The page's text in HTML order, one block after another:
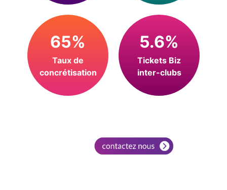
65%
Taux de
concrétisation
5.6%
Tickets Biz
inter-clubs